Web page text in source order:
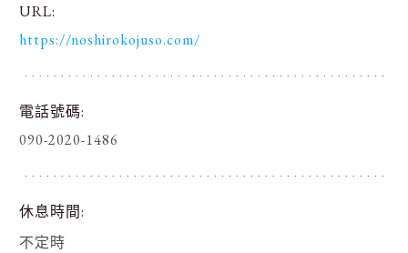
URL
https://noshirokojuso.com/
電話號碼
090-2020-1486
休息時間
不定時